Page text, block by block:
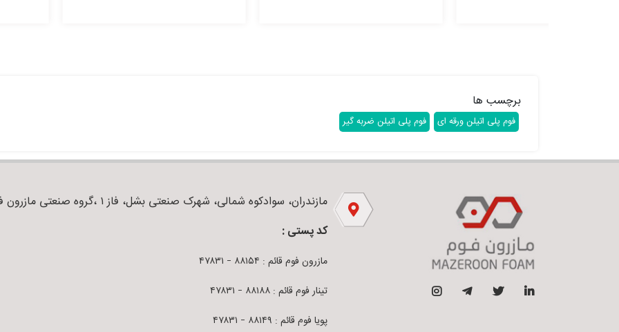
برچسب ها
فوم پلی اتیلن ورقه ای فوم پلی اتیلن ضربه گیر
مازندران، سوادکوه شمالی، شهرک صنعتی بشل، فاز ۱ ،گروه صنعتی مازرون فوم
کد پستی :
مازرون فوم قائم : ۸۸۱۵۴ – ۴۷۸۳۱
تینار فوم قائم : ۸۸۱۸۸ – ۴۷۸۳۱
پویا فوم قائم : ۸۸۱۴۹ – ۴۷۸۳۱